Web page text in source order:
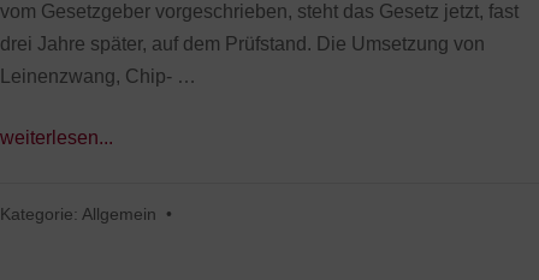
vom Gesetzgeber vorgeschrieben, steht das Gesetz jetzt, fast
drei Jahre später, auf dem Prüfstand. Die Umsetzung von
Leinenzwang, Chip- …
weiterlesen...
Kategorie: Allgemein •